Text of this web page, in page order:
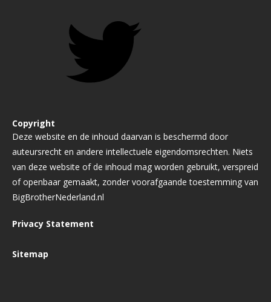
Copyright
Deze website en de inhoud daarvan is beschermd door
auteursrecht en andere intellectuele eigendomsrechten. Niets
van deze website of de inhoud mag worden gebruikt, verspreid
of openbaar gemaakt, zonder voorafgaande toestemming van
BigBrotherNederland.nl
Privacy Statement
Sitemap